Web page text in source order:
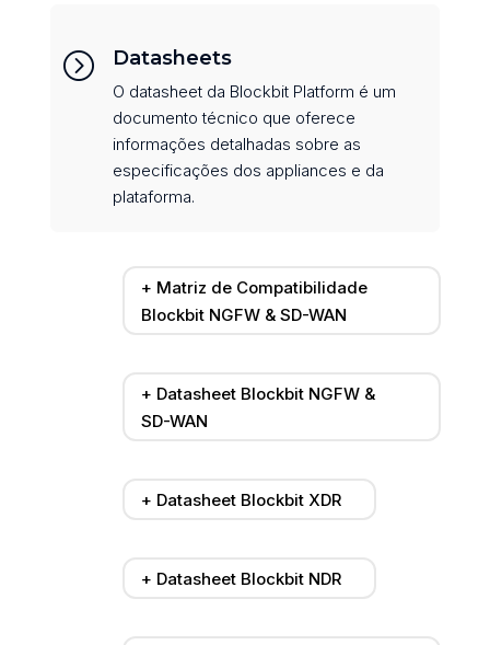
= Datasheets
O datasheet da Blockbit Platform é um
documento técnico que oferece
informações detalhadas sobre as
especificações dos appliances e da
plataforma.
+ Matriz de Compatibilidade
Blockbit NGFW & SD-WAN
+ Datasheet Blockbit NGFW &
SD-WAN
+ Datasheet Blockbit XDR
+ Datasheet Blockbit NDR